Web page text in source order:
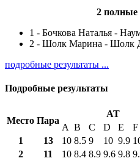
2 полные
1 - Бочкова Наталья -
2 - Шолк Марина - Шолк
подробные результаты ...
Подробные результаты
Место Пара
AT
A B C D E F
1
13 10 8.5 9 10 9.9
2
11 10 8.4 8.9 9.6 9.8